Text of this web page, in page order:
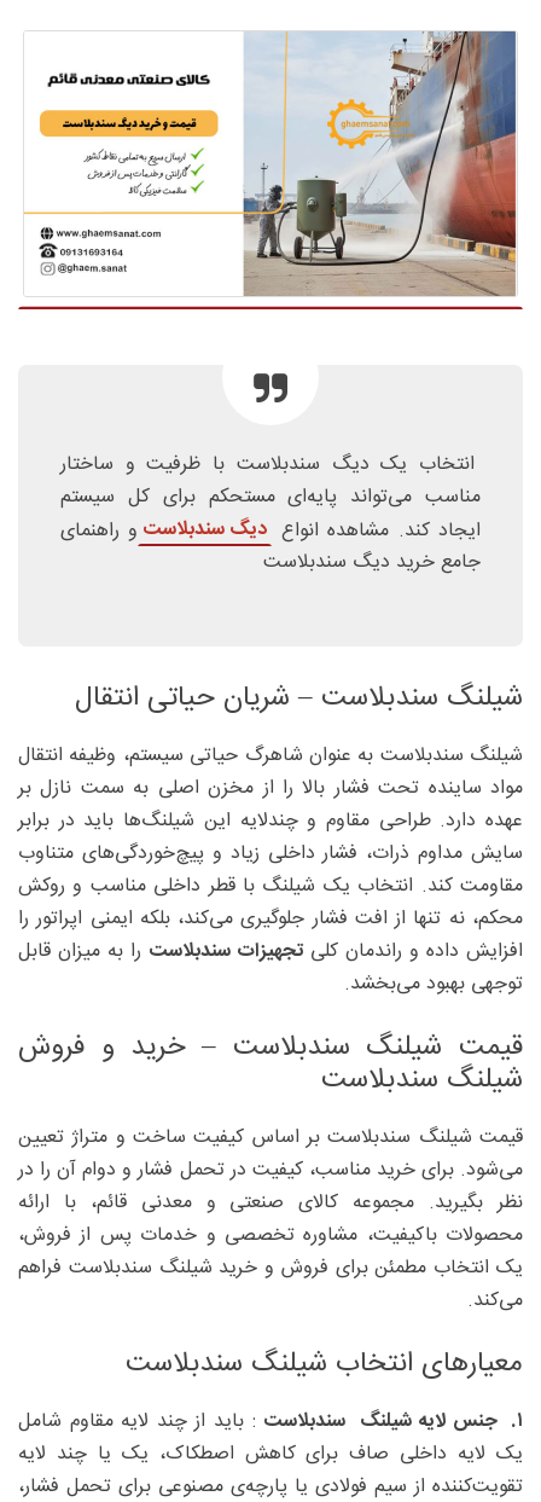
انتخاب یک دیگ سندبلاست با ظرفیت و ساختار
مناسب می‌تواند پایه‌ای مستحکم برای کل سیستم
ایجاد کند. مشاهده انواع دیگ سندبلاست و راهنمای
جامع خرید دیگ سندبلاست
شیلنگ سندبلاست – شریان حیاتی انتقال
شیلنگ سندبلاست به عنوان شاهرگ حیاتی سیستم، وظیفه انتقال
مواد ساینده تحت فشار بالا را از مخزن اصلی به سمت نازل بر
عهده دارد. طراحی مقاوم و چندلایه این شیلنگ‌ها باید در برابر
سایش مداوم ذرات، فشار داخلی زیاد و پیچ‌خوردگی‌های متناوب
مقاومت کند. انتخاب یک شیلنگ با قطر داخلی مناسب و روکش
محکم، نه تنها از افت فشار جلوگیری می‌کند، بلکه ایمنی اپراتور را
افزایش داده و راندمان کلی تجهیزات سندبلاست را به میزان قابل
توجهی بهبود می‌بخشد.
قیمت شیلنگ سندبلاست – خرید و فروش
شیلنگ سندبلاست
قیمت شیلنگ سندبلاست بر اساس کیفیت ساخت و متراژ تعیین
می‌شود. برای خرید مناسب، کیفیت در تحمل فشار و دوام آن را در
نظر بگیرید. مجموعه کالای صنعتی و معدنی قائم، با ارائه
محصولات باکیفیت، مشاوره تخصصی و خدمات پس از فروش،
یک انتخاب مطمئن برای فروش و خرید شیلنگ سندبلاست فراهم
می‌کند.
معیارهای انتخاب شیلنگ سندبلاست
۱. جنس لایه‌ شیلنگ سندبلاست
: باید از چند لایه مقاوم شامل
یک لایه داخلی صاف برای کاهش اصطکاک، یک یا چند لایه
تقویت‌کننده از سیم فولادی یا پارچه‌ی مصنوعی برای تحمل فشار،